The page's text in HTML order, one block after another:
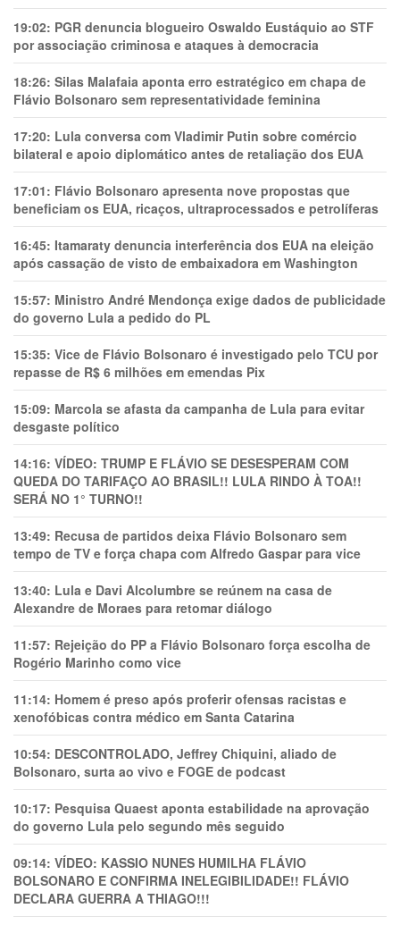
19:02: PGR denuncia blogueiro Oswaldo Eustáquio ao STF
por associação criminosa e ataques à democracia
18:26: Silas Malafaia aponta erro estratégico em chapa de
Flávio Bolsonaro sem representatividade feminina
17:20: Lula conversa com Vladimir Putin sobre comércio
bilateral e apoio diplomático antes de retaliação dos EUA
17:01: Flávio Bolsonaro apresenta nove propostas que
beneficiam os EUA, ricaços, ultraprocessados e petrolíferas
16:45: Itamaraty denuncia interferência dos EUA na eleição
após cassação de visto de embaixadora em Washington
15:57: Ministro André Mendonça exige dados de publicidade
do governo Lula a pedido do PL
15:35: Vice de Flávio Bolsonaro é investigado pelo TCU por
repasse de R$ 6 milhões em emendas Pix
15:09: Marcola se afasta da campanha de Lula para evitar
desgaste político
14:16: VÍDEO: TRUMP E FLÁVIO SE DESESPERAM COM
QUEDA DO TARIFAÇO AO BRASIL!! LULA RINDO À TOA!!
SERÁ NO 1° TURNO!!
13:49: Recusa de partidos deixa Flávio Bolsonaro sem
tempo de TV e força chapa com Alfredo Gaspar para vice
13:40: Lula e Davi Alcolumbre se reúnem na casa de
Alexandre de Moraes para retomar diálogo
11:57: Rejeição do PP a Flávio Bolsonaro força escolha de
Rogério Marinho como vice
11:14: Homem é preso após proferir ofensas racistas e
xenofóbicas contra médico em Santa Catarina
10:54: DESCONTROLADO, Jeffrey Chiquini, aliado de
Bolsonaro, surta ao vivo e FOGE de podcast
10:17: Pesquisa Quaest aponta estabilidade na aprovação
do governo Lula pelo segundo mês seguido
09:14: VÍDEO: KASSIO NUNES HUMlLHA FLÁVIO
BOLSONARO E CONFIRMA INELEGIBILIDADE!! FLÁVIO
DECLARA GUERRA A THIAGO!!!